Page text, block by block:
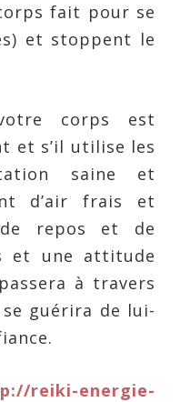
fait pour se
et stoppent le
corps est
et s’il utilise les
saine et
d’air frais et
de repos et de
et une attitude
à travers
guérira de lui-
reiki-energie-